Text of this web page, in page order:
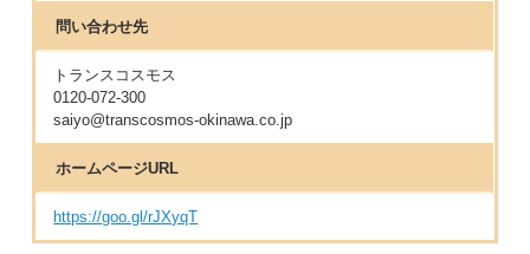
問い合わせ先
トランスコスモス
0120-072-300
saiyo@transcosmos-okinawa.co.jp
ホームページURL
https://goo.gl/rJXyqT